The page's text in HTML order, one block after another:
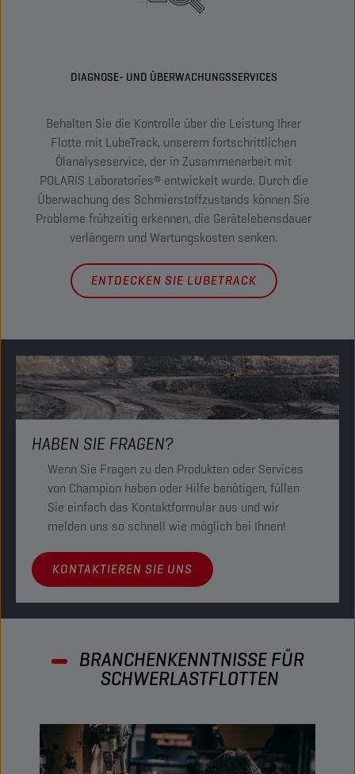
DIAGNOSE- UND ÜBERWACHUNGSSERVICES
Behalten Sie die Kontrolle über die Leistung Ihrer
Flotte mit LubeTrack, unserem fortschrittlichen
Ölanalyseservice, der in Zusammenarbeit mit
POLARIS Laboratories® entwickelt wurde. Durch die
Überwachung des Schmierstoffzustands können Sie
Probleme frühzeitig erkennen, die Gerätelebensdauer
verlängern und Wartungskosten senken.
ENTDECKEN SIE LUBETRACK
HABEN SIE FRAGEN?
Wenn Sie Fragen zu den Produkten oder Services
von Champion haben oder Hilfe benötigen, füllen
Sie einfach das Kontaktformular aus und wir
melden uns so schnell wie möglich bei Ihnen!
KONTAKTIEREN SIE UNS
BRANCHENKENNTNISSE FÜR
SCHWERLASTFLOTTEN